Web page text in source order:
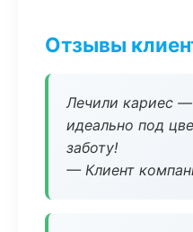
Отзывы
Лечили кариес
идеально под
заботу!
— Клиент